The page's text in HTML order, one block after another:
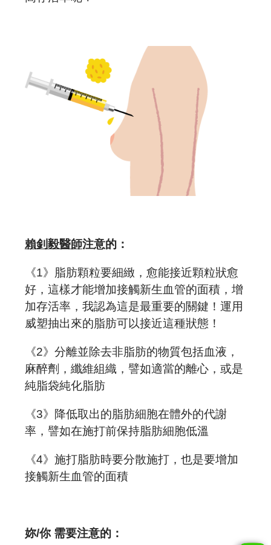
賴釗毅醫師注意的：
《1》 脂肪顆粒要細緻，愈能接近顆粒狀愈
好，這樣才能增加接觸新生血管的面積，增
加存活率，我認為這是最重要的關鍵！運用
威塑抽出來的脂肪可以接近這種狀態！
《2》分離並除去非脂肪的物質包括血液，
麻醉劑，纖維組織，譬如適當的離心，或是
純脂袋純化脂肪
《3》降低取出的脂肪細胞在體外的代謝
率，譬如在施打前保持脂肪細胞低溫
《4》施打脂肪時要分散施打，也是要增加
接觸新生血管的面積
妳/你 需要注意的：